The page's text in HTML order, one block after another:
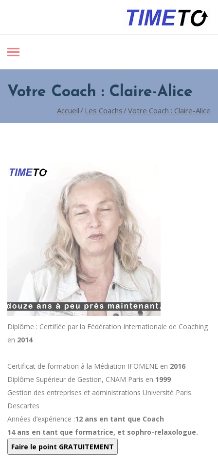
Votre Coach : Claire-Alice
Accueil Les Coachs Votre Coach : Claire-Alice
Diplôme : Certifiée par la Fédération Internationale de Coaching
en 2014
Certificat de formation à la Médiation IFOMENE en 2016
Diplôme Supérieur de Gestion, CNAM Paris en 1999
Gestion des entreprises et administrations Université Paris
Descartes
Années d’expérience :12 ans en tant que Coach
14 ans en tant que formatrice, et sophro-relaxologue.